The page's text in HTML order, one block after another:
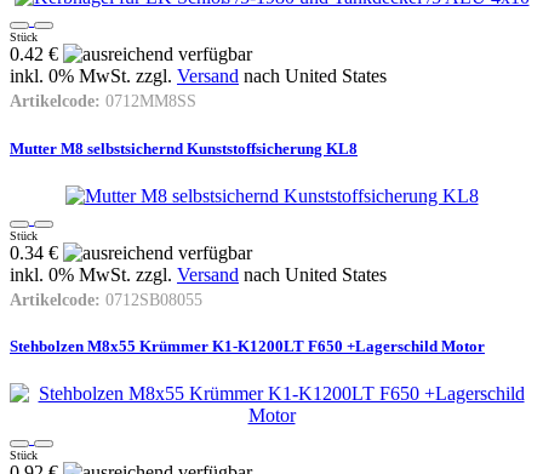
Stück
0.42 €
inkl. 0% MwSt. zzgl. Versand nach United States
Artikelcode: 0712MM8SS
Mutter M8 selbstsichernd Kunststoffsicherung KL8
Stück
0.34 €
inkl. 0% MwSt. zzgl. Versand nach United States
Artikelcode: 0712SB08055
Stehbolzen M8x55 Krümmer K1-K1200LT F650 +Lagerschild Motor
Stück